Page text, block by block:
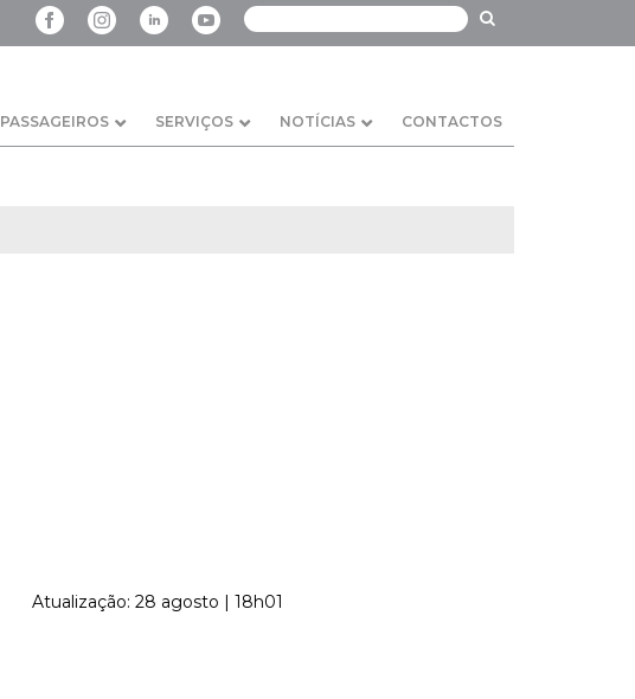
PASSAGEIROS SERVIÇOS NOTÍCIAS CONTACTOS
Atualização: 28 agosto | 18h01